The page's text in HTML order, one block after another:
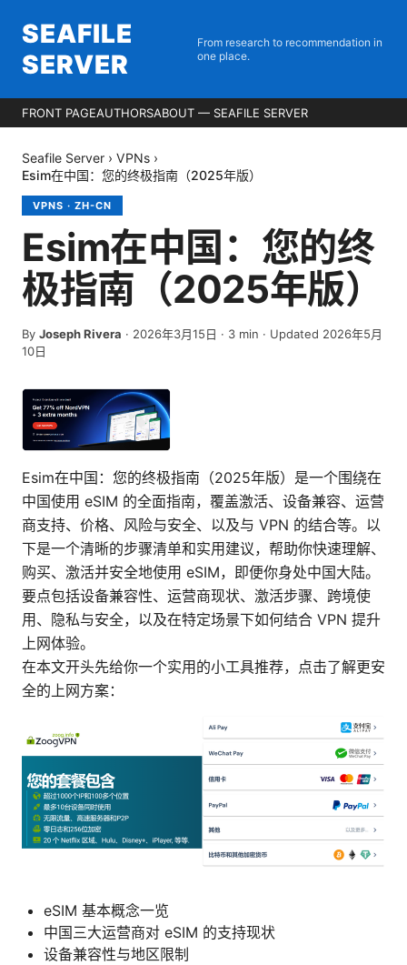
SEAFILE
SERVER
From research to recommendation in
one place.
FRONT PAGEAUTHORSABOUT — SEAFILE SERVER
Seafile Server › VPNs ›
Esim在中国：您的终极指南（2025年版）
VPNS · ZH-CN
Esim在中国：您的终
极指南（2025年版）
By Joseph Rivera · 2026年3月15日 · 3 min · Updated 2026年5月
10日
Esim在中国：您的终极指南（2025年版）是一个围绕在
中国使用 eSIM 的全面指南，覆盖激活、设备兼容、运营
商支持、价格、风险与安全、以及与 VPN 的结合等。以
下是一个清晰的步骤清单和实用建议，帮助你快速理解、
购买、激活并安全地使用 eSIM，即便你身处中国大陆。
要点包括设备兼容性、运营商现状、激活步骤、跨境使
用、隐私与安全，以及在特定场景下如何结合 VPN 提升
上网体验。
在本文开头先给你一个实用的小工具推荐，点击了解更安
全的上网方案：
eSIM 基本概念一览
中国三大运营商对 eSIM 的支持现状
设备兼容性与地区限制